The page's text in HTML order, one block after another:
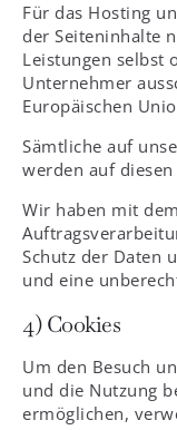
Für das Hosting
der Seiteninhalte
Leistungen selbst
Unternehmer
Europäischen
Sämtliche auf
werden auf
Wir haben mit
Schutz der Daten
und eine
4) Cookies
Um den Besuch
und die Nutzung
ermöglichen,